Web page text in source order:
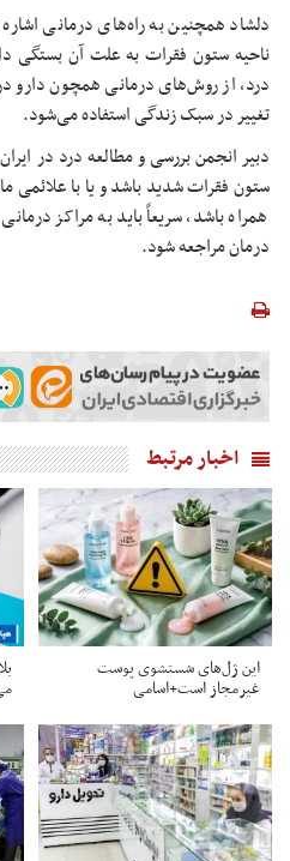
دلشاد همچنین به راه‌های درمانی
ناحیه ستون فقرات به علت آن
درد، از روش‌های درمانی همچون دارو
تغییر در سبک زندگی استفاده می‌شود.
دبیر انجمن بررسی و مطالعه درد در
ستون فقرات شدید باشد و یا با علائمی
همراه باشد، سریعاً باید به مراکز
درمان مراجعه شود.
اخبار مرتبط
این ژل‌های شستشوی پوست
غیرمجاز است+اسامی